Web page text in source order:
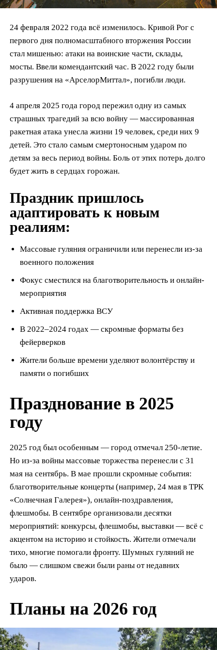
24 февраля 2022 года всё изменилось. Кривой Рог с
первого дня полномасштабного вторжения России
стал мишенью: атаки на воинские части, склады,
мосты. Ввели комендантский час. В 2022 году были
разрушения на «АрселорМиттал», погибли люди.
4 апреля 2025 года город пережил одну из самых
страшных трагедий за всю войну — массированная
ракетная атака унесла жизни 19 человек, среди них 9
детей. Это стало самым смертоносным ударом по
детям за весь период войны. Боль от этих потерь долго
будет жить в сердцах горожан.
Праздник пришлось
адаптировать к новым
реалиям:
Массовые гуляния ограничили или перенесли из-за
военного положения
Фокус сместился на благотворительность и онлайн-
мероприятия
Активная поддержка ВСУ
В 2022–2024 годах — скромные форматы без
фейерверков
Жители больше времени уделяют волонтёрству и
памяти о погибших
Празднование в 2025
году
2025 год был особенным — город отмечал 250-летие.
Но из-за войны массовые торжества перенесли с 31
мая на сентябрь. В мае прошли скромные события:
благотворительные концерты (например, 24 мая в ТРК
«Солнечная Галерея»), онлайн-поздравления,
флешмобы. В сентябре организовали десятки
мероприятий: конкурсы, флешмобы, выставки — всё с
акцентом на историю и стойкость. Жители отмечали
тихо, многие помогали фронту. Шумных гуляний не
было — слишком свежи были раны от недавних
ударов.
Планы на 2026 год